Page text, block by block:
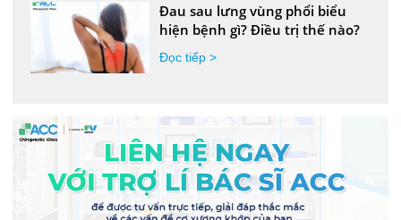
Đau sau lưng vùng phổi biểu
hiện bệnh gì? Điều trị thế nào?
Đọc tiếp >